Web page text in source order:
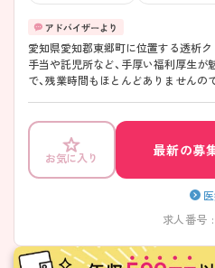
愛知県愛知郡東郷町に位置する透析ク
手当や託児所など、手厚い福利厚生が魅力のひ
で、残業時間もほとんどありません
お気に入り 最新の募
求人番号